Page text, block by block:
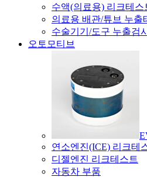
수액(의료용) 리크테스
의료용 배관/튜브 누출
수술기기/도구 누출검
오토모티브
연소엔진(ICE) 리크테
디젤엔진 리크테스트
자동차 부품